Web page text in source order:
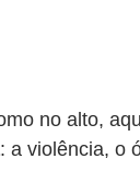
no alto,
: a violência, o